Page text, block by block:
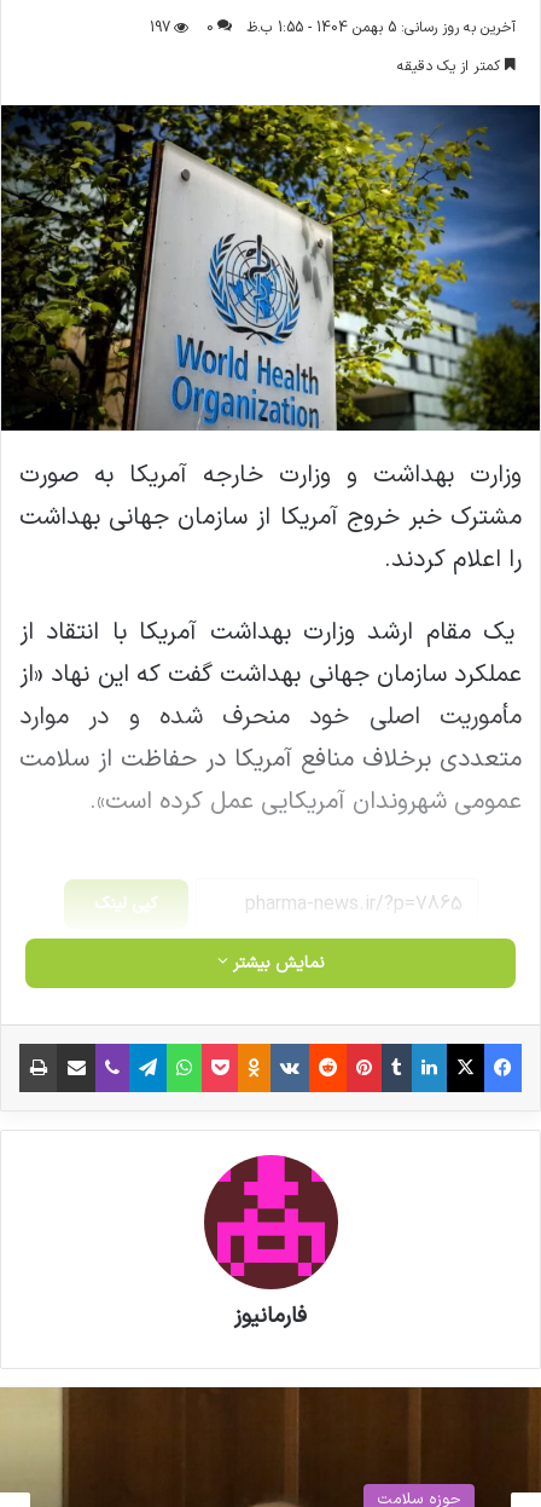
ا
ل
ا
ی
م
ی
ل
آخرین به روز رسانی: 5 بهمن 1404 - 1:55 ب.ظ
0
197
کمتر از یک دقیقه
وزارت بهداشت و وزارت خارجه آمریکا به‌ صورت
مشترک خبر خروج آمریکا از سازمان جهانی بهداشت
را اعلام کردند.
یک مقام ارشد وزارت بهداشت آمریکا با انتقاد از
عملکرد سازمان جهانی بهداشت گفت که این نهاد «از
مأموریت اصلی خود منحرف شده و در موارد
متعددی برخلاف منافع آمریکا در حفاظت از سلامت
عمومی شهروندان آمریکایی عمل کرده است».
کپی لینک
نمایش بیشتر
فیس بوک X لینکدین ‫تامبلر ‫پین‌ترست ‫رددیت ‫VKontakte
‫Odnoklassniki پاکت واتس آپ تلگرام وایبر اشتراک گذاری از طریق ایمیل
فارمانیوز